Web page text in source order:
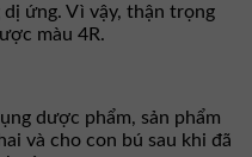
dị ứng. Vì vậy, thận trọng
màu 4R.
dược phẩm, sản phẩm
và cho con bú sau khi đã